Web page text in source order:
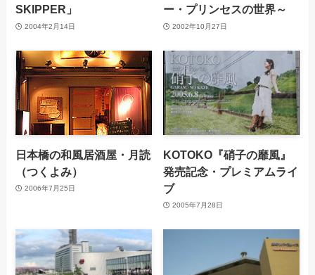
SKIPPER」
2004年2月14日
ー・プリンセスの世界～
2002年10月27日
日本橋の和風居酒屋・月読
（つくよみ）
2006年7月25日
KOTOKO『硝子の靡風』
発売記念・プレミアムライ
ブ
2005年7月28日